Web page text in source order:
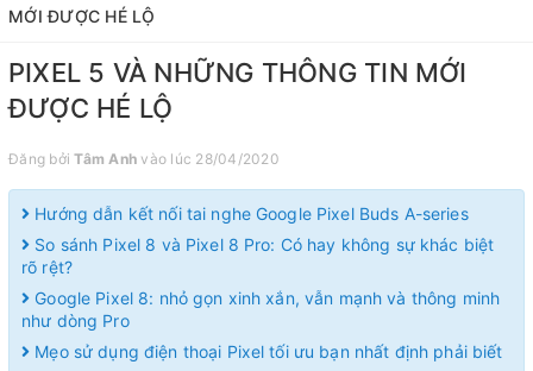
MỚI ĐƯỢC HÉ LỘ
PIXEL 5 VÀ NHỮNG THÔNG TIN MỚI
ĐƯỢC HÉ LỘ
Đăng bởiTâm Anh vào lúc 28/04/2020
Hướng dẫn kết nối tai nghe Google Pixel Buds A-series
So sánh Pixel 8 và Pixel 8 Pro: Có hay không sự khác biệt
rõ rệt?
Google Pixel 8: nhỏ gọn xinh xắn, vẫn mạnh và thông minh
như dòng Pro
Mẹo sử dụng điện thoại Pixel tối ưu bạn nhất định phải biết